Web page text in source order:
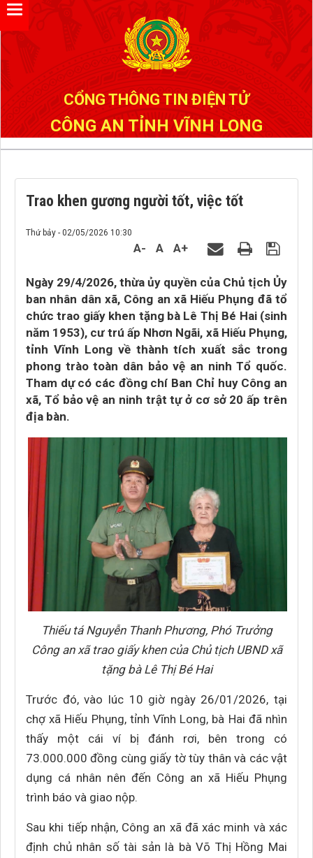
CỔNG THÔNG TIN ĐIỆN TỬ
CÔNG AN TỈNH VĨNH LONG
Trao khen gương người tốt, việc tốt
Thứ bảy - 02/05/2026 10:30
A- A A+
Ngày 29/4/2026, thừa ủy quyền của Chủ tịch Ủy
ban nhân dân xã, Công an xã Hiếu Phụng đã tổ
chức trao giấy khen tặng bà Lê Thị Bé Hai (sinh
năm 1953), cư trú ấp Nhơn Ngãi, xã Hiếu Phụng,
tỉnh Vĩnh Long về thành tích xuất sắc trong
phong trào toàn dân bảo vệ an ninh Tổ quốc.
Tham dự có các đồng chí Ban Chỉ huy Công an
xã, Tổ bảo vệ an ninh trật tự ở cơ sở 20 ấp trên
địa bàn.
Thiếu tá Nguyễn Thanh Phương, Phó Trưởng
Công an xã trao giấy khen của Chủ tịch UBND xã
tặng bà Lê Thị Bé Hai
Trước đó, vào lúc 10 giờ ngày 26/01/2026, tại
chợ xã Hiếu Phụng, tỉnh Vĩnh Long, bà Hai đã nhìn
thấy một cái ví bị đánh rơi, bên trong có
73.000.000 đồng cùng giấy tờ tùy thân và các vật
dụng cá nhân nên đến Công an xã Hiếu Phụng
trình báo và giao nộp.
Sau khi tiếp nhận, Công an xã đã xác minh và xác
định chủ nhân số tài sản là bà Võ Thị Hồng Mai